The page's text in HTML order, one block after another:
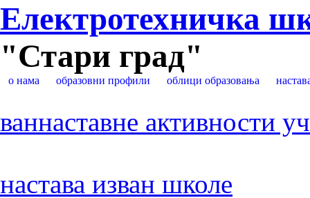
Електротехничка
"Стари град"
о нама образовни профили облици образовања
ваннаставне активности
настава изван школе